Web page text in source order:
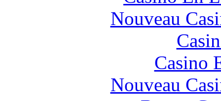
Nouveau
Casino
Nouveau